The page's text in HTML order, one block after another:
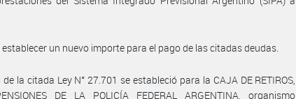
un nuevo importe para el pago de las citadas deudas.
la citada Ley N° 27.701 se estableció para la CAJA DE RETIROS,
DE LA POLICÍA FEDERAL ARGENTINA, organismo